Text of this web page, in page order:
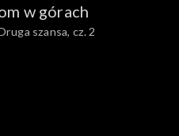
w górach
szansa, cz. 2